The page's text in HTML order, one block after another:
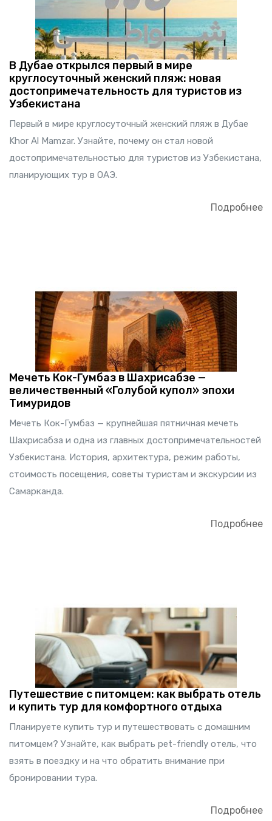
В Дубае открылся первый в мире
круглосуточный женский пляж: новая
достопримечательность для туристов из
Узбекистана
Первый в мире круглосуточный женский пляж в Дубае
Khor Al Mamzar. Узнайте, почему он стал новой
достопримечательностью для туристов из Узбекистана,
планирующих тур в ОАЭ.
Подробнее
Мечеть Кок-Гумбаз в Шахрисабзе —
величественный «Голубой купол» эпохи
Тимуридов
Мечеть Кок-Гумбаз — крупнейшая пятничная мечеть
Шахрисабза и одна из главных достопримечательностей
Узбекистана. История, архитектура, режим работы,
стоимость посещения, советы туристам и экскурсии из
Самарканда.
Подробнее
Путешествие с питомцем: как выбрать отель
и купить тур для комфортного отдыха
Планируете купить тур и путешествовать с домашним
питомцем? Узнайте, как выбрать pet-friendly отель, что
взять в поездку и на что обратить внимание при
бронировании тура.
Подробнее